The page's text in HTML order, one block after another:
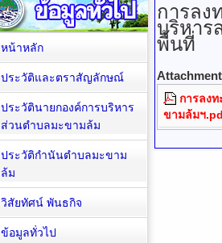
การลง
บริหาร
พื้นที่
การลง
ขามล้มฯ
หน้าหลัก
ประวัติและตราสัญลักษณ์
ประวัตินายกองค์การบริหาร
ส่วนตำบลมะขามล้ม
ประวัติกำนันตำบลมะขาม
ล้ม
วิสัยทัศน์ พันธกิจ
ข้อมูลทั่วไป